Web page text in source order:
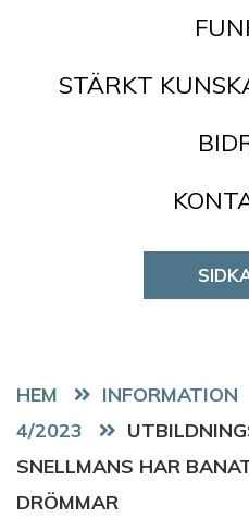
STÄRKT
HEM
4/2023
SNELLMANS HAR
DRÖMMAR